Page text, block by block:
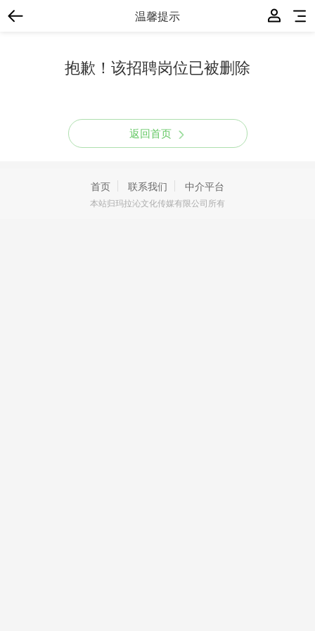
温馨提示
抱歉！该招聘岗位已被删除
返回首页
首页 联系我们 中介平台
本站归玛拉沁文化传媒有限公司所有